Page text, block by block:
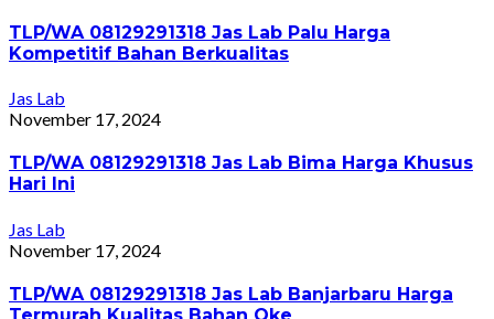
TLP/WA 08129291318 Jas Lab Palu Harga
Kompetitif Bahan Berkualitas
Jas Lab
November 17, 2024
TLP/WA 08129291318 Jas Lab Bima Harga Khusus
Hari Ini
Jas Lab
November 17, 2024
TLP/WA 08129291318 Jas Lab Banjarbaru Harga